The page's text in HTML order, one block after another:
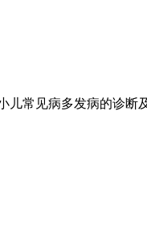
儿常见病多发病的诊断